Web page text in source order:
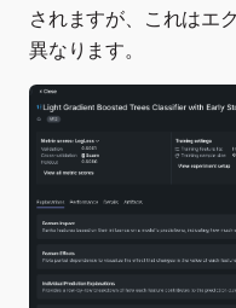
されますが、これはエ
異なります。